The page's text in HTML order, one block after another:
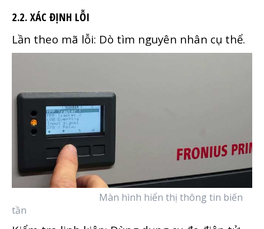
2.2. XÁC ĐỊNH LỖI
Lần theo mã lỗi: Dò tìm nguyên nhân cụ thể.
Màn hình hiển thị thông tin biến
tần